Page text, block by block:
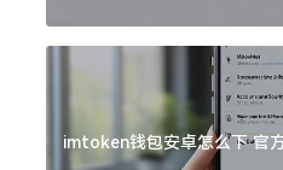
imtoken钱包安卓怎么下 官